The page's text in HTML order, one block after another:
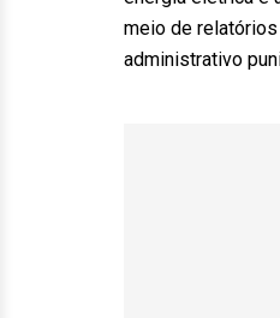
meio de
administrativo